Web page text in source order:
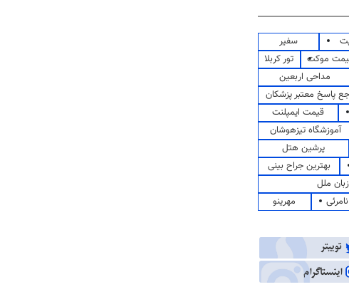
سفیر
موکت
تور کربلا
مداحی اربعین
پاسخ معتبر پزشکان
قیمت ایمپلنت
آموزشگاه تیزهوشان
پرشین هتل
بهترین جراح بینی
ملل
مهرینو